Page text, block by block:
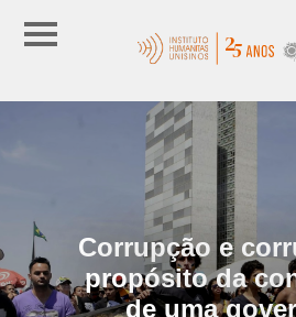
Corrupção e
propósito da
de uma